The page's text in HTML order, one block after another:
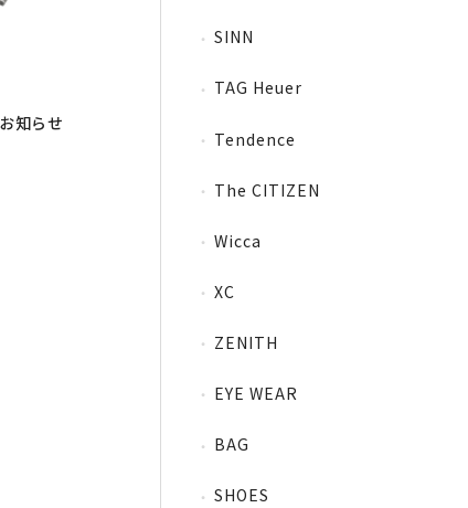
知らせ
SINN
TAG Heuer
Tendence
The CITIZEN
Wicca
XC
ZENITH
EYE WEAR
BAG
SHOES